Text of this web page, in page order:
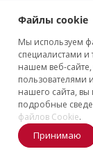
Клиентское
Политика
2026 ©
Файлы cookie
Мы используем
специалистами
нашем веб-
пользователями
нашего сайта,
подробные
файлов Cookie.
Принимаю